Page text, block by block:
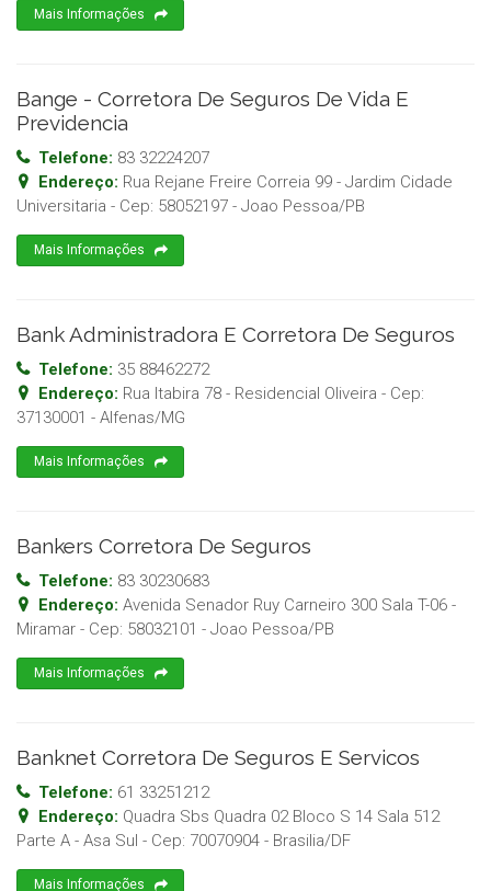
Mais Informações
Bange - Corretora De Seguros De Vida E
Previdencia
Telefone: 83 32224207
Endereço: Rua Rejane Freire Correia 99 - Jardim Cidade
Universitaria - Cep: 58052197 - Joao Pessoa/PB
Mais Informações
Bank Administradora E Corretora De Seguros
Telefone: 35 88462272
Endereço: Rua Itabira 78 - Residencial Oliveira - Cep:
37130001 - Alfenas/MG
Mais Informações
Bankers Corretora De Seguros
Telefone: 83 30230683
Endereço: Avenida Senador Ruy Carneiro 300 Sala T-06 -
Miramar - Cep: 58032101 - Joao Pessoa/PB
Mais Informações
Banknet Corretora De Seguros E Servicos
Telefone: 61 33251212
Endereço: Quadra Sbs Quadra 02 Bloco S 14 Sala 512
Parte A - Asa Sul - Cep: 70070904 - Brasilia/DF
Mais Informações